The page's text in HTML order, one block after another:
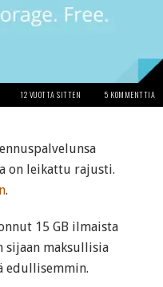
12 VUOTTA SITTEN 5 KOMMENTTIA
on leikattu rajusti.
.
15 GB ilmaista
sijaan maksullisia
edullisemmin.